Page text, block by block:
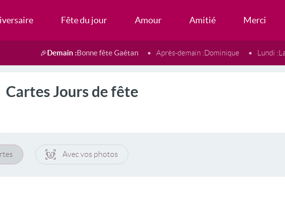
Fête du jour Amour Amitié Merci
🎉Demain :Bonne fête Gaétan Après-demain :Dominique Lundi :
Cartes Jours de fête
Avec vos photos